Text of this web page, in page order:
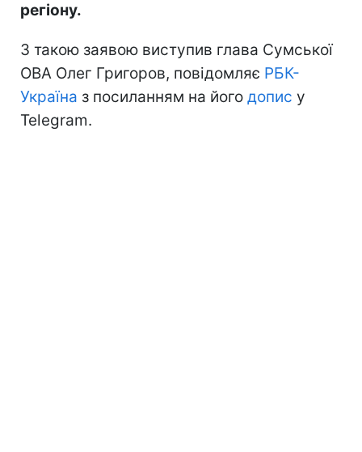
регіону.
З такою заявою виступив глава Сумської
ОВА Олег Григоров, повідомляє РБК-
Україна з посиланням на його допис у
Telegram.